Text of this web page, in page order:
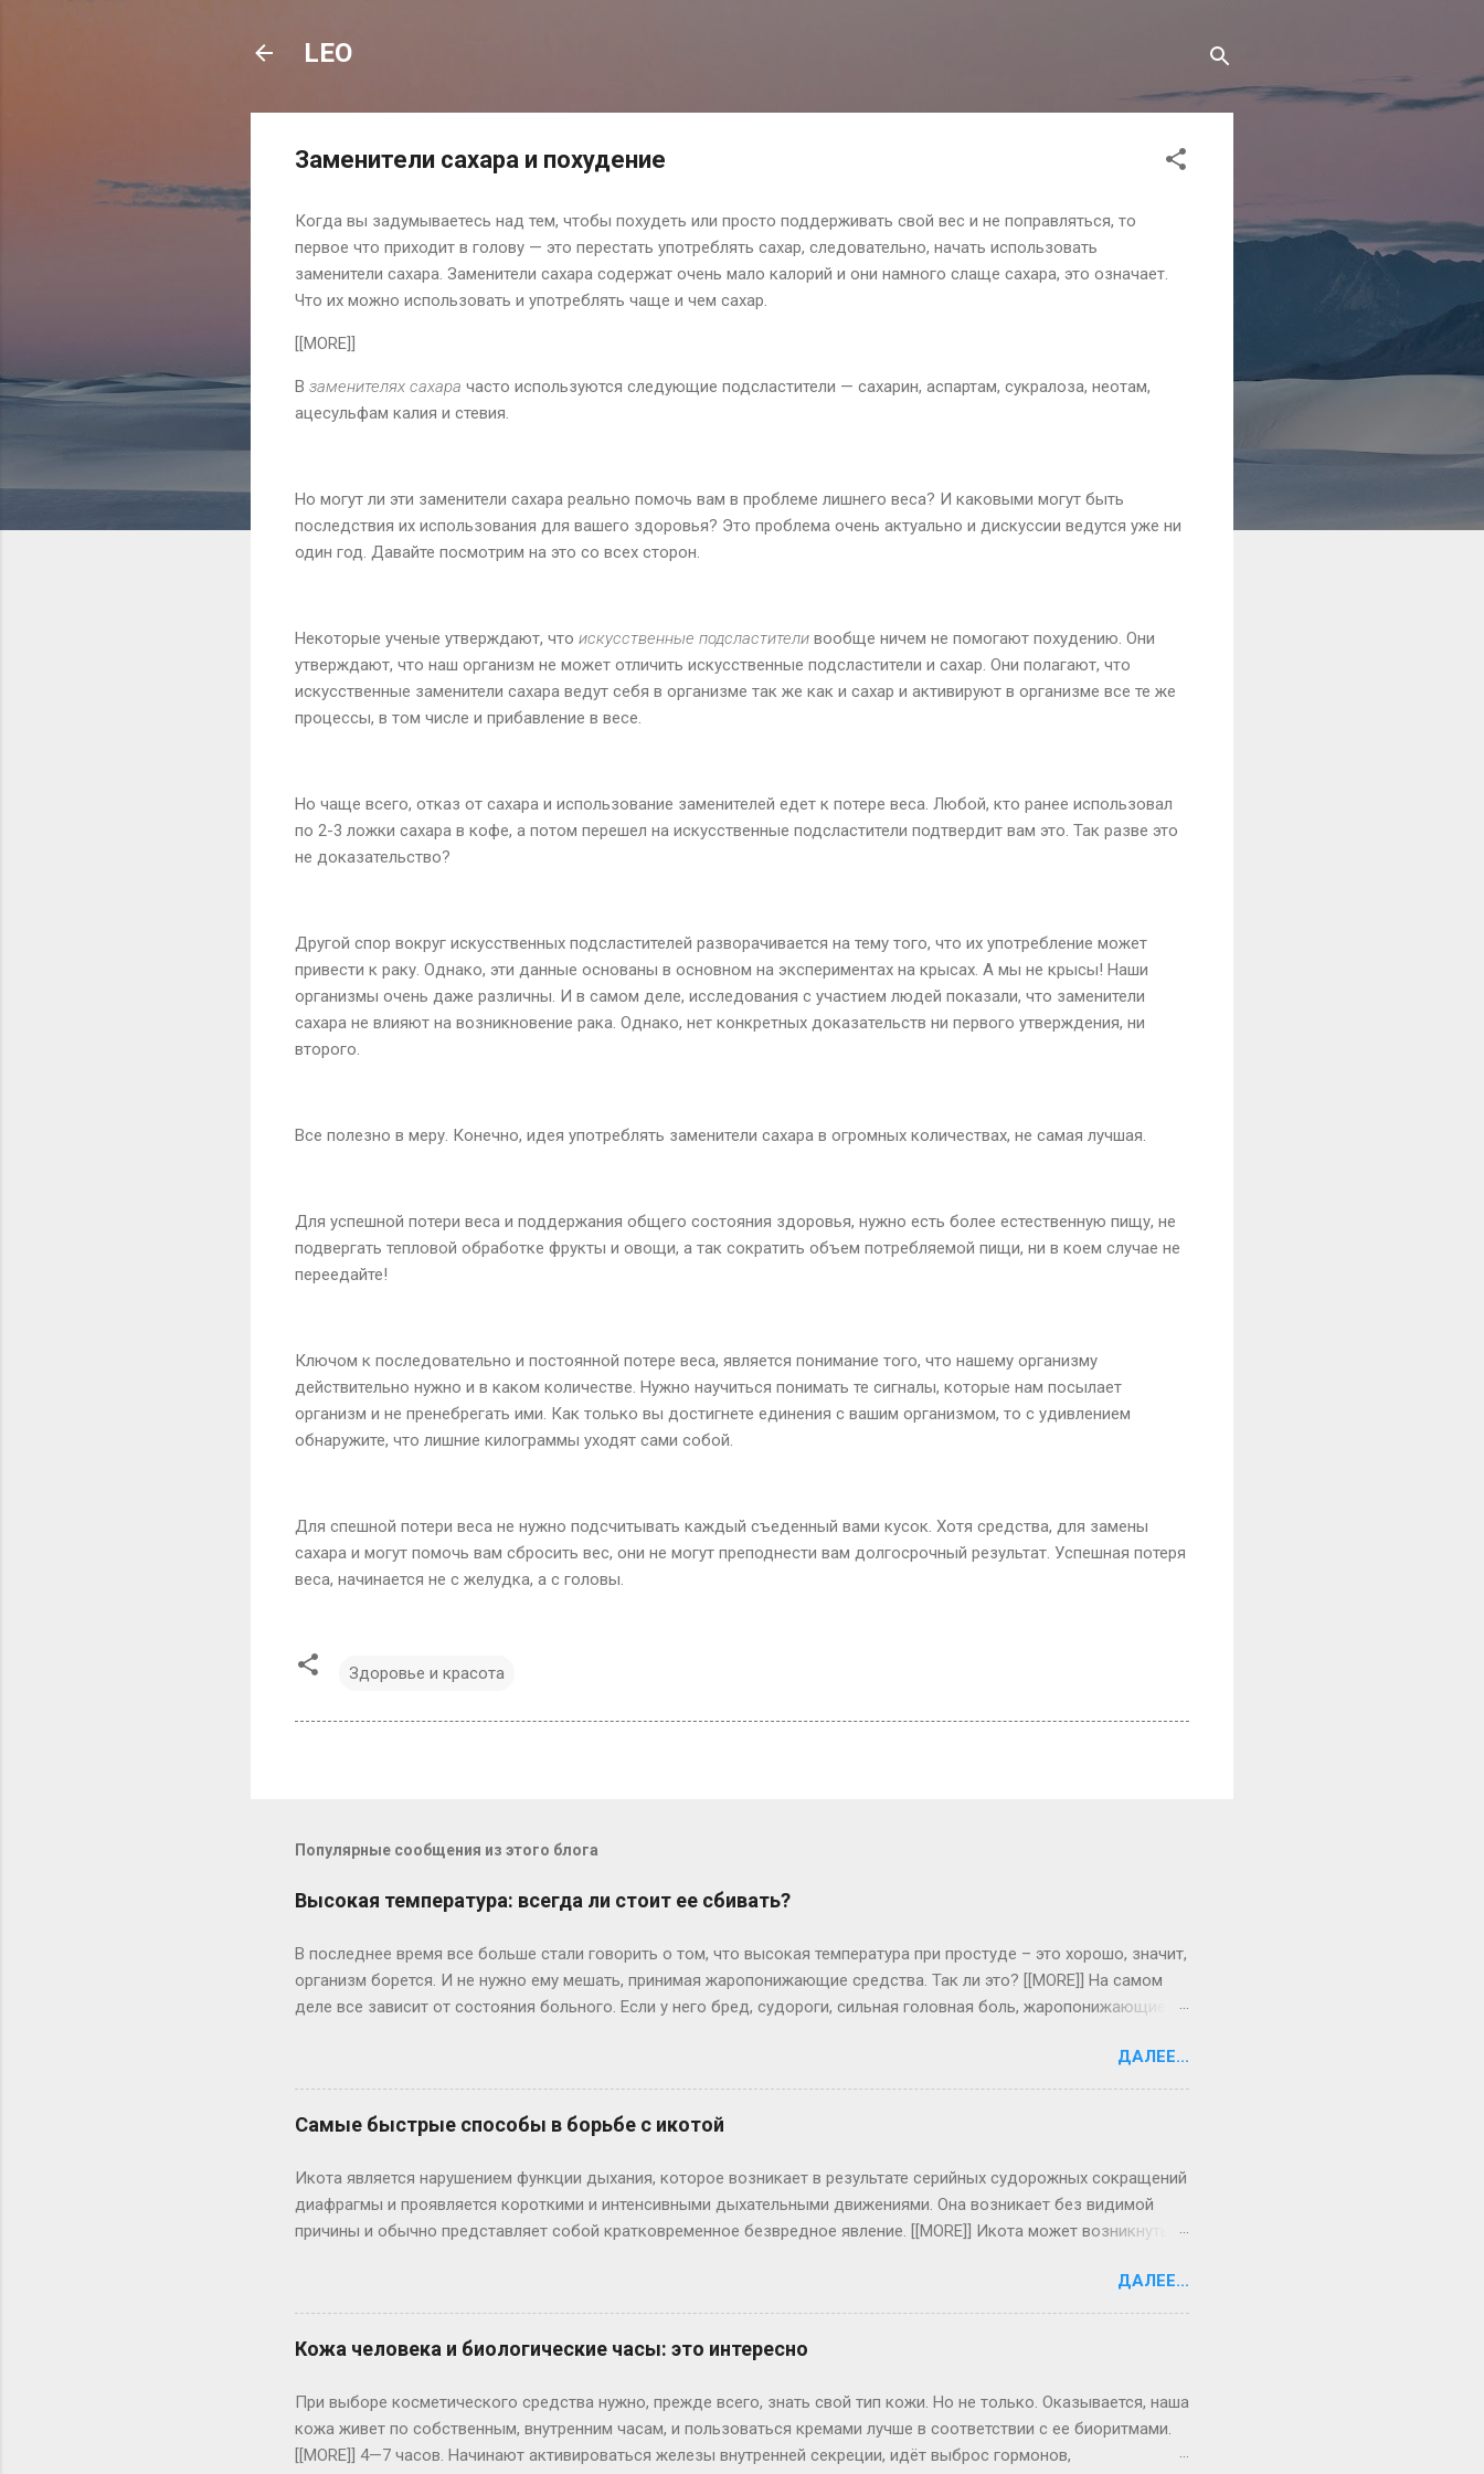
LEO
Заменители сахара и похудение
Когда вы задумываетесь над тем, чтобы похудеть или просто поддерживать свой вес и не поправляться, то
первое что приходит в голову — это перестать употреблять сахар, следовательно, начать использовать
заменители сахара. Заменители сахара содержат очень мало калорий и они намного слаще сахара, это означает.
Что их можно использовать и употреблять чаще и чем сахар.
[[MORE]]
В заменителях сахара часто используются следующие подсластители — сахарин, аспартам, сукралоза, неотам,
ацесульфам калия и стевия.
Но могут ли эти заменители сахара реально помочь вам в проблеме лишнего веса? И каковыми могут быть
последствия их использования для вашего здоровья? Это проблема очень актуально и дискуссии ведутся уже ни
один год. Давайте посмотрим на это со всех сторон.
Некоторые ученые утверждают, что искусственные подсластители вообще ничем не помогают похудению. Они
утверждают, что наш организм не может отличить искусственные подсластители и сахар. Они полагают, что
искусственные заменители сахара ведут себя в организме так же как и сахар и активируют в организме все те же
процессы, в том числе и прибавление в весе.
Но чаще всего, отказ от сахара и использование заменителей едет к потере веса. Любой, кто ранее использовал
по 2-3 ложки сахара в кофе, а потом перешел на искусственные подсластители подтвердит вам это. Так разве это
не доказательство?
Другой спор вокруг искусственных подсластителей разворачивается на тему того, что их употребление может
привести к раку. Однако, эти данные основаны в основном на экспериментах на крысах. А мы не крысы! Наши
организмы очень даже различны. И в самом деле, исследования с участием людей показали, что заменители
сахара не влияют на возникновение рака. Однако, нет конкретных доказательств ни первого утверждения, ни
второго.
Все полезно в меру. Конечно, идея употреблять заменители сахара в огромных количествах, не самая лучшая.
Для успешной потери веса и поддержания общего состояния здоровья, нужно есть более естественную пищу, не
подвергать тепловой обработке фрукты и овощи, а так сократить объем потребляемой пищи, ни в коем случае не
переедайте!
Ключом к последовательно и постоянной потере веса, является понимание того, что нашему организму
действительно нужно и в каком количестве. Нужно научиться понимать те сигналы, которые нам посылает
организм и не пренебрегать ими. Как только вы достигнете единения с вашим организмом, то с удивлением
обнаружите, что лишние килограммы уходят сами собой.
Для спешной потери веса не нужно подсчитывать каждый съеденный вами кусок. Хотя средства, для замены
сахара и могут помочь вам сбросить вес, они не могут преподнести вам долгосрочный результат. Успешная потеря
веса, начинается не с желудка, а с головы.
Здоровье и красота
Популярные сообщения из этого блога
Высокая температура: всегда ли стоит ее сбивать?
В последнее время все больше стали говорить о том, что высокая температура при простуде – это хорошо, значит,
организм борется. И не нужно ему мешать, принимая жаропонижающие средства. Так ли это? [[MORE]] На самом
деле все зависит от состояния больного. Если у него бред, судороги, сильная головная боль, жаропонижающие
инфекцию резким подъемом температуры, другие, у которых, как правило, низкий иммунитет, могут долго болеть
вообще без температуры. И это хуже: значит, организм не “включил” свою иммунную систему для борьбы с
инфекцией. При температуре выше 39 градусов все же лучше выпить жаропонижающие препараты, положить на
лоб (на пять-десять минут) полотенце, смоченное холодной водой – это снизит головную боль. Если болен
лекарство от температуры следует принять лишь при ново...
ДАЛЕЕ...
Самые быстрые способы в борьбе с икотой
Икота является нарушением функции дыхания, которое возникает в результате серийных судорожных сокращений
диафрагмы и проявляется короткими и интенсивными дыхательными движениями. Она возникает без видимой
причины и обычно представляет собой кратковременное безвредное явление. [[MORE]] Икота может возникнуть
непродолжительной задержкой дыхания. Также помогают несколько глотков холодной воды. Но икота также
может являться симптомом ряда заболеваний. Например, при воспалительном процессе в брюшной полости.
Иногда икота становится продолжительной и вызывает болезненные ощущения. Икота появляется и при
некоторых заболеваниях головного и спинного мозга, при инфаркте миокарда, может сопровождать
инфекционные заболевания и психическое возбуждение. Если икота долго не проходит, то необходимо обра...
ДАЛЕЕ...
Кожа человека и биологические часы: это интересно
При выборе косметического средства нужно, прежде всего, знать свой тип кожи. Но не только. Оказывается, наша
кожа живет по собственным, внутренним часам, и пользоваться кремами лучше в соответствии с ее биоритмами.
[[MORE]] 4—7 часов. Начинают активироваться железы внутренней секреции, идёт выброс гормонов,